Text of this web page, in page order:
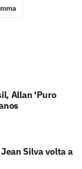
mma
Allan 'Puro
Silva volta a